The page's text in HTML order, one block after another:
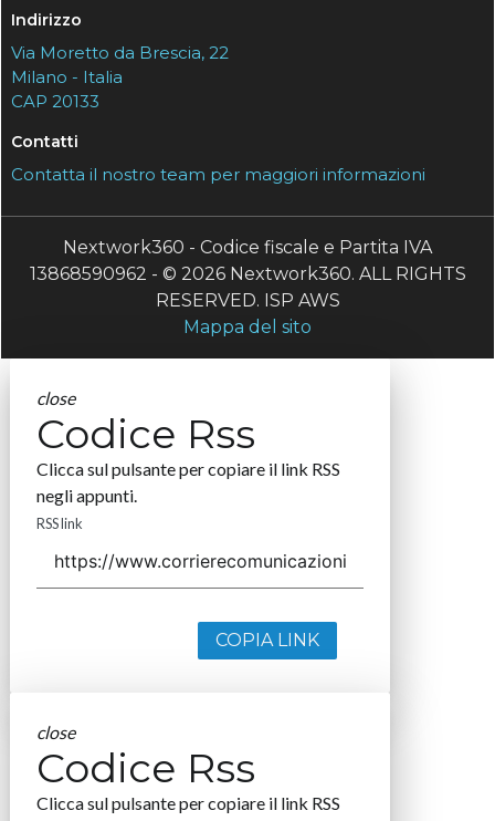
Indirizzo
Via Moretto da Brescia, 22
Milano - Italia
CAP 20133
Contatti
Contatta il nostro team per maggiori informazioni
Nextwork360 - Codice fiscale e Partita IVA
13868590962 - © 2026 Nextwork360. ALL RIGHTS
RESERVED. ISP AWS
Mappa del sito
close
Codice Rss
Clicca sul pulsante per copiare il link RSS
negli appunti.
RSS link
COPIA LINK
close
Codice Rss
Clicca sul pulsante per copiare il link RSS